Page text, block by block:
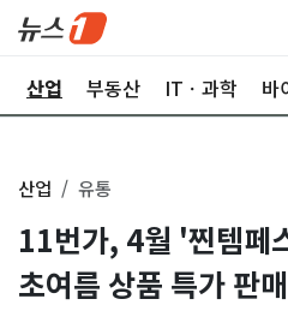
산업 부동산 ITㆍ과학 바
산업 유통
11번가, 4월 '찐템페
초여름 상품 특가 판매